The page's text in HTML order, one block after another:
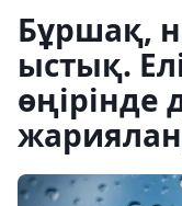
Бұршақ,
ыстық.
өңірінде